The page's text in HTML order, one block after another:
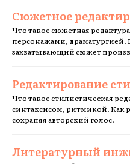
Сюжетное
Что такое сюжетная
персонажами, драматургией.
захватывающий сюжет
Редактирование
Что такое стилистическая
синтаксисом, ритмикой. Как
сохраняя авторский голос.
Литературный